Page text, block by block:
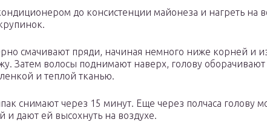
до консистенции майонеза и нагреть на
смачивают пряди, начиная немного ниже корней и
Затем волосы поднимают наверх, голову оборачивают
и теплой тканью.
снимают через 15 минут. Еще через полчаса голову
и дают ей высохнуть на воздухе.